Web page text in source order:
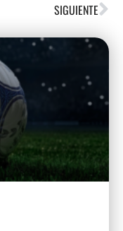
SIGUIENTE